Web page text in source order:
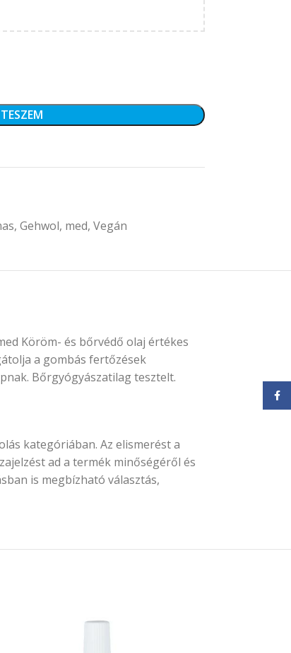
, Gehwol, med, Vegán
Köröm- és bőrvédő olaj értékes
a gombás fertőzések
Bőrgyógyászatilag tesztelt.
kategóriában. Az elismerést a
ad a termék minőségéről és
is megbízható választás,